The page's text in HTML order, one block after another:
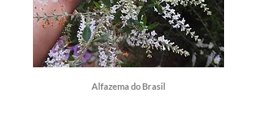
Alfazema do Brasil